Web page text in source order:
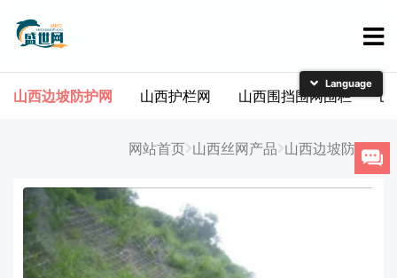
山西边坡防护网 山西护栏网 山西围挡围网围栏 山
网站首页 山西丝网产品 山西边坡防护网
简体中文
日本語